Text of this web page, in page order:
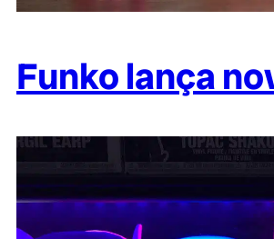
Funko lança